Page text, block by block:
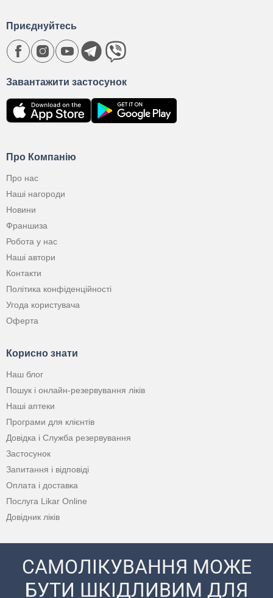
Про Компанію
Про нас
Наші нагороди
Новини
Франшиза
Робота у нас
Наші автори
Контакти
Політика конфіденційності
Угода користувача
Оферта
Корисно знати
Наш блог
Пошук і онлайн-резервування ліків
Наші аптеки
Програми для клієнтів
Довідка і Служба резервування
Застосунок
Запитання і відповіді
Оплата і доставка
Послуга Likar Online
Довідник ліків
Завантажити застосунок
Приєднуйтесь
САМОЛІКУВАННЯ МОЖЕ
БУТИ ШКІДЛИВИМ ДЛЯ